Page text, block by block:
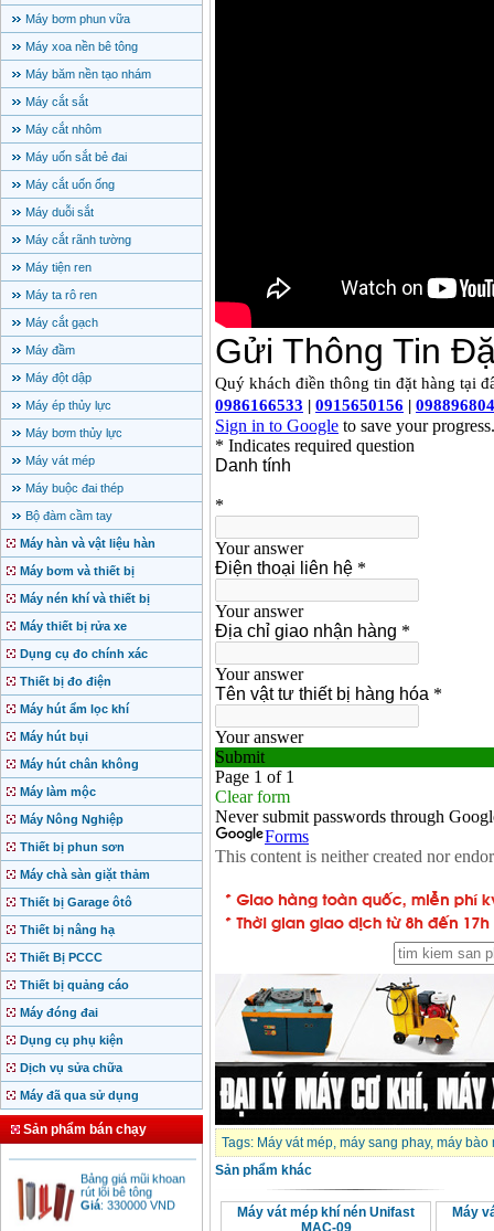
Máy bơm phun vữa
Máy xoa nền bê tông
Máy băm nền tạo nhám
Máy cắt sắt
Máy cắt nhôm
Máy uốn sắt bẻ đai
Máy cắt uốn ống
Máy duỗi sắt
Máy cắt rãnh tường
Máy tiện ren
Máy ta rô ren
Máy cắt gạch
Máy đầm
Máy đột dập
Máy ép thủy lực
Máy bơm thủy lực
Máy vát mép
Máy buộc đai thép
Bộ đàm cầm tay
Máy hàn và vật liệu hàn
Máy bơm và thiết bị
Máy nén khí và thiết bị
Máy thiết bị rửa xe
Dụng cụ đo chính xác
Thiết bị đo điện
Máy hút ẩm lọc khí
Máy hút bụi
Máy hút chân không
Máy làm mộc
Máy Nông Nghiệp
Thiết bị phun sơn
Máy chà sàn giặt thảm
Thiết bị Garage ôtô
Thiết bị nâng hạ
Thiết Bị PCCC
Thiết bị quảng cáo
Máy đóng đai
Dụng cụ phụ kiện
Dịch vụ sửa chữa
Máy đã qua sử dụng
Sản phẩm bán chạy
Motor Hồng ký động
cơ Hồng ký
Giá:
Bảng giá động cơ
diesel đầu nổ diesel
Giá: 6500000
rút lõi bê tông
Giá:330000VND
Tags: Máy vát mép, máy sang phay, máy bào
Sản phẩm khác
Máy vát mép khí nén Unifast
Máy